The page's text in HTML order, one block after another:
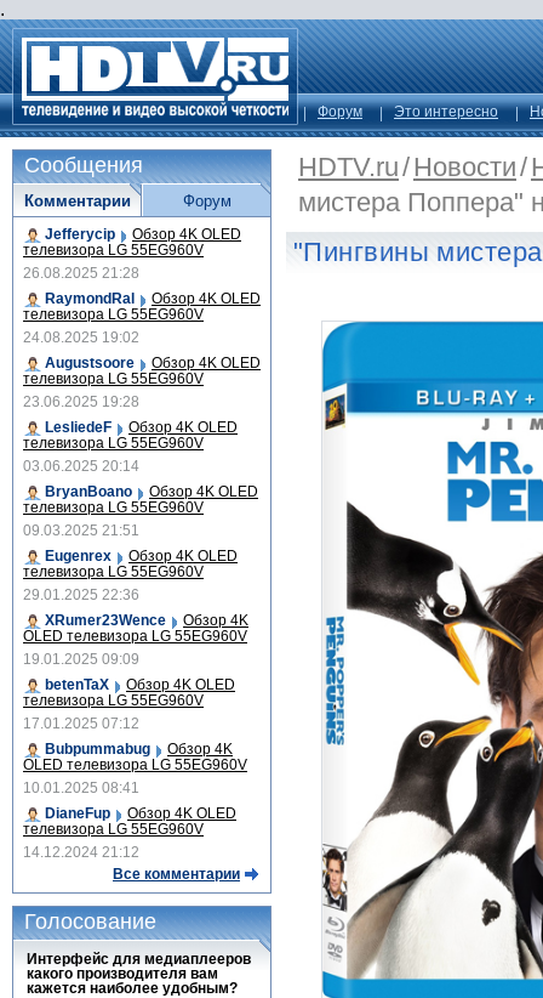
.
Форум Это интересно
HDTV.ru/Новости/
мистера Поппера"
"Пингвины
Сообщения
Комментарии
Jefferycip Обзор 4K OLED
телевизора LG 55EG960V
26.08.2025 21:28
RaymondRal
Обзор 4K OLED
телевизора LG 55EG960V
24.08.2025 19:02
Augustsoore
Обзор 4K OLED
телевизора LG 55EG960V
23.06.2025 19:28
LesliedeF
Обзор 4K OLED
телевизора LG 55EG960V
03.06.2025 20:14
BryanBoano
Обзор 4K OLED
телевизора LG 55EG960V
09.03.2025 21:51
Eugenrex
Обзор 4K OLED
телевизора LG 55EG960V
29.01.2025 22:36
XRumer23Wence
Обзор 4K
OLED телевизора LG 55EG960V
19.01.2025 09:09
betenTaX
Обзор 4K OLED
телевизора LG 55EG960V
17.01.2025 07:12
Bubpummabug
Обзор 4K
OLED телевизора LG 55EG960V
10.01.2025 08:41
DianeFup
Обзор 4K OLED
телевизора LG 55EG960V
14.12.2024 21:12
Все комментарии
Форум
Голосование
Интерфейс для медиаплееров
какого производителя вам
кажется наиболее удобным?